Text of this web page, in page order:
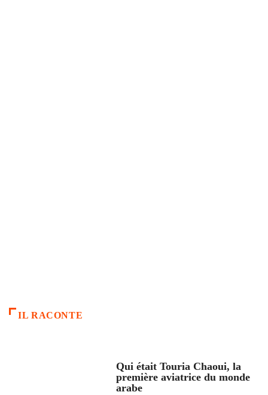
IL RACONTE
Qui était Touria Chaoui, la
première aviatrice du monde
arabe